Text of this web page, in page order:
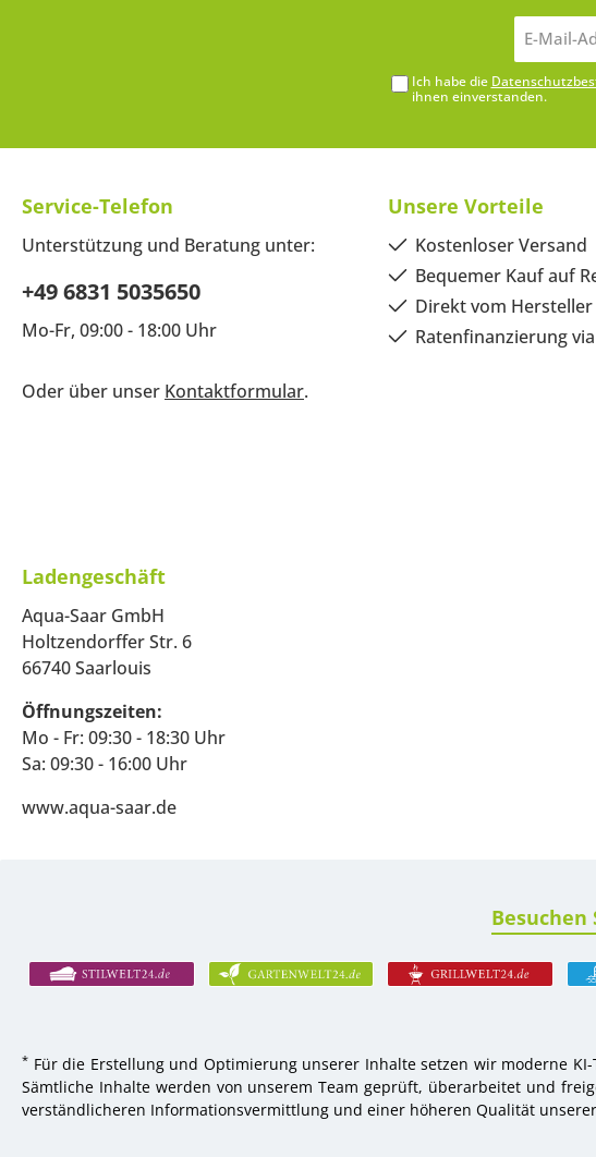
Ich habe die
ihnen einverstanden.
Service-Telefon
Unterstützung und Beratung unter:
+49 6831 5035650
Mo-Fr, 09:00 - 18:00 Uhr
Oder über unser Kontaktformular.
Unsere Vorteile
Kostenloser Versand
Bequemer Kauf auf
Direkt vom Hersteller
Ratenfinanzierung
Ladengeschäft
Aqua-Saar GmbH
Holtzendorffer Str. 6
66740 Saarlouis
Öffnungszeiten:
Mo - Fr: 09:30 - 18:30 Uhr
Sa: 09:30 - 16:00 Uhr
www.aqua-saar.de
* Für die Erstellung und Optimierung unserer Inhalte setzen wir moderne
Sämtliche Inhalte werden von unserem Team geprüft, überarbeitet und
verständlicheren Informationsvermittlung und einer höheren Qualität